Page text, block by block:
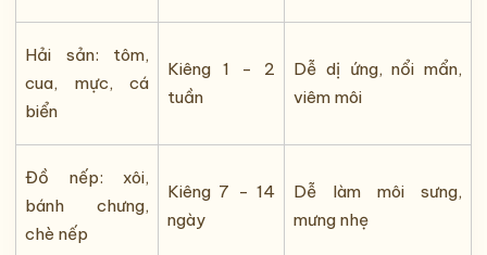
Hải sản: tôm,
cua, mực, cá
biển
Kiêng 1 - 2
tuần
Dễ dị ứng, nổi mẩn,
viêm môi
Đồ nếp: xôi,
bánh chưng,
chè nếp
Kiêng 7 - 14
ngày
Dễ làm môi sưng,
mưng nhẹ